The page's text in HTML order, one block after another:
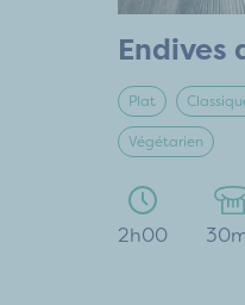
Endives
Plat
Végétarien
2h00